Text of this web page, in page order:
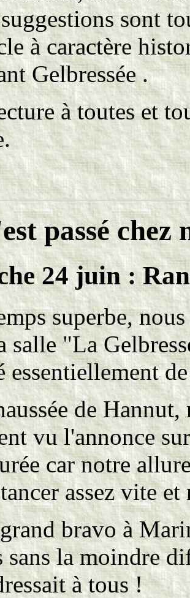
sont
à caractère
Gelbressée .
à toutes et
passé
24 juin :
superbe,
salle "La
essentiellement
de
vu l'annonce
car notre
assez vite
bravo à
sans la moindre
à tous !